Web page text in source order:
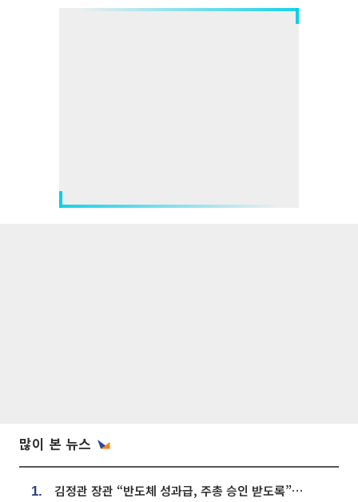
많이 본 뉴스
1. 김정관 장관 “반도체 성과급, 주총 승인 받도록”…상법·자본시장법 개정 시사